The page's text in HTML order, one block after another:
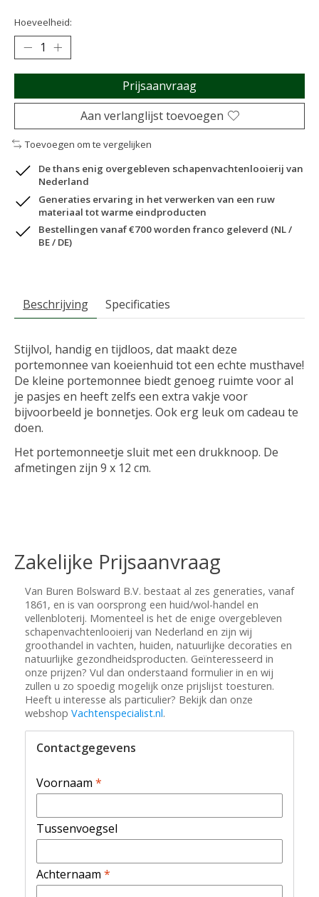
Hoeveelheid:
Prijsaanvraag
Aan verlanglijst toevoegen
Toevoegen om te vergelijken
De thans enig overgebleven schapenvachtenlooierij van
Nederland
Generaties ervaring in het verwerken van een ruw
materiaal tot warme eindproducten
Bestellingen vanaf €700 worden franco geleverd (NL /
BE / DE)
Beschrijving Specificaties
Stijlvol, handig en tijdloos, dat maakt deze
portemonnee van koeienhuid tot een echte musthave!
De kleine portemonnee biedt genoeg ruimte voor al
je pasjes en heeft zelfs een extra vakje voor
bijvoorbeeld je bonnetjes. Ook erg leuk om cadeau te
doen.
Het portemonneetje sluit met een drukknoop. De
afmetingen zijn 9 x 12 cm.
Zakelijke Prijsaanvraag
Van Buren Bolsward B.V. bestaat al zes generaties, vanaf
1861, en is van oorsprong een huid/wol-handel en
vellenbloterij. Momenteel is het de enige overgebleven
schapenvachtenlooierij van Nederland en zijn wij
groothandel in vachten, huiden, natuurlijke decoraties en
natuurlijke gezondheidsproducten. Geïnteresseerd in
onze prijzen? Vul dan onderstaand formulier in en wij
zullen u zo spoedig mogelijk onze prijslijst toesturen.
Heeft u interesse als particulier? Bekijk dan onze
webshop Vachtenspecialist.nl.
Contactgegevens
Voornaam *
Tussenvoegsel
Achternaam *